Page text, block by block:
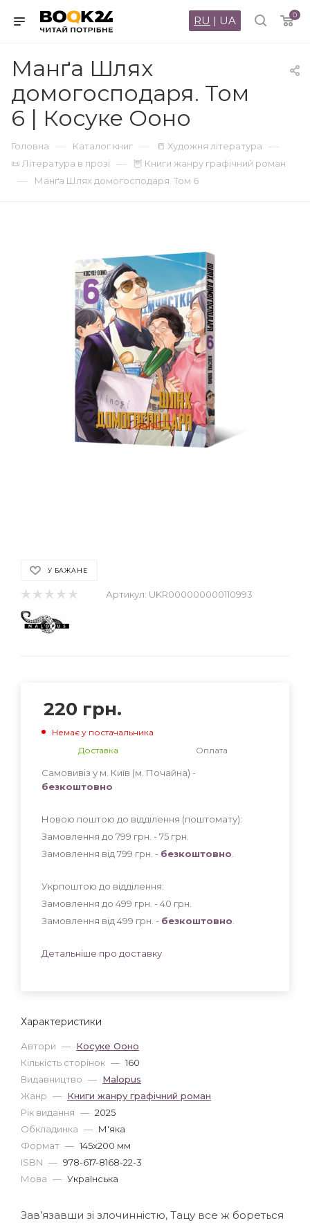
0
RU | UA
Манґа Шлях
домогосподаря. Том
6 | Косуке Ооно
Головна — Каталог книг — 📒 Художня література —
📜 Література в прозі — 🦉 Книги жанру графічний роман
— Манґа Шлях домогосподаря. Том 6
У БАЖАНЕ
Артикул: UKR000000000110993
Характеристики
Автори — Косуке Ооно
Кількість сторінок — 160
Видавництво — Malopus
Жанр — Книги жанру графічний роман
Рік видання — 2025
Обкладинка — М'яка
Формат — 145x200 мм
ISBN — 978-617-8168-22-3
Мова — Українська
220 грн.
Немає у постачальника
Доставка
Оплата
Самовивіз у м. Київ (м. Почайна) -
безкоштовно
Новою поштою до відділення (поштомату):
Замовлення до 799 грн. - 75 грн
Замовлення від 799 грн. - безкоштовно
Укрпоштою до відділення:
Замовлення до 499 грн. - 40 грн
Замовлення від 499 грн. - безкоштовно
Детальніше про доставку
Зав’язавши зі злочинністю, Тацу все ж бореться